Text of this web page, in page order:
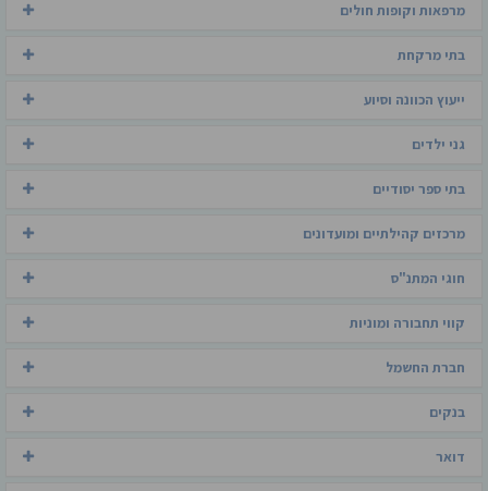
מרפאות וקופות חולים
בתי מרקחת
ייעוץ הכוונה וסיוע
גני ילדים
בתי ספר יסודיים
מרכזים קהילתיים ומועדונים
חוגי המתנ"ס
קווי תחבורה ומוניות
חברת החשמל
בנקים
דואר